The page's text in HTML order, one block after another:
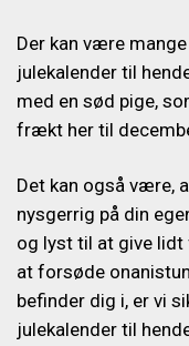
Der kan være
julekalender til
med en sød pige,
frækt her til
Det kan også være,
nysgerrig på din
og lyst til at give
at forsøde
befinder dig i, er vi
julekalender til